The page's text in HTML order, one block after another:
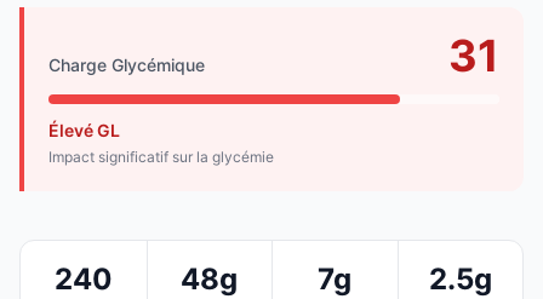
Charge Glycémique 31
Élevé GL
Impact significatif sur la glycémie
240 48g 7g 2.5g